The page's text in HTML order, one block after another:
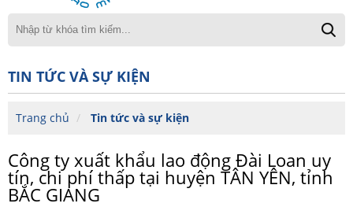
TIN TỨC VÀ SỰ KIỆN
Trang chủ Tin tức và sự kiện
Công ty xuất khẩu lao động Đài Loan uy
tín, chi phí thấp tại huyện TÂN YÊN, tỉnh
BẮC GIANG